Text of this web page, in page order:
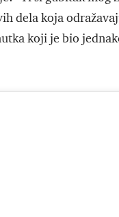
dela koja
koji je bio